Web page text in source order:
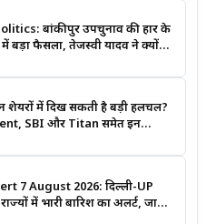
बांकीपुर उपचुनाव की हार के
में बड़ा फैसला, तेजस्वी यादव ने क्यों
में दिख सकती है बड़ी हलचल?
SBI और Titan समेत इन
7 August 2026: दिल्ली-UP
में भारी बारिश का अलर्ट, जानिए